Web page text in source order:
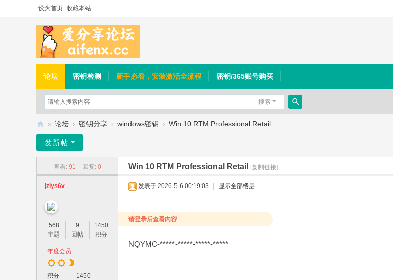
设为首页 收藏本站
论坛 密钥检测 新手必看，安装激活全流程 密钥/365账号购买
搜索
搜
分
坛
» 论坛 › 密钥分享 › windows密钥 › Win 10 RTM Professional Retail
发新帖
查看: 91 回复: 0 Win 10 RTM Professional Retail [复制链接]
jzlys6v
568
主题
9
回帖
1450
积分
年度会员
积分 1450
发表于 2026-5-6 00:19:03 显示全部楼层
请登录后查看内容
NQYMC-*****-*****-*****-*****